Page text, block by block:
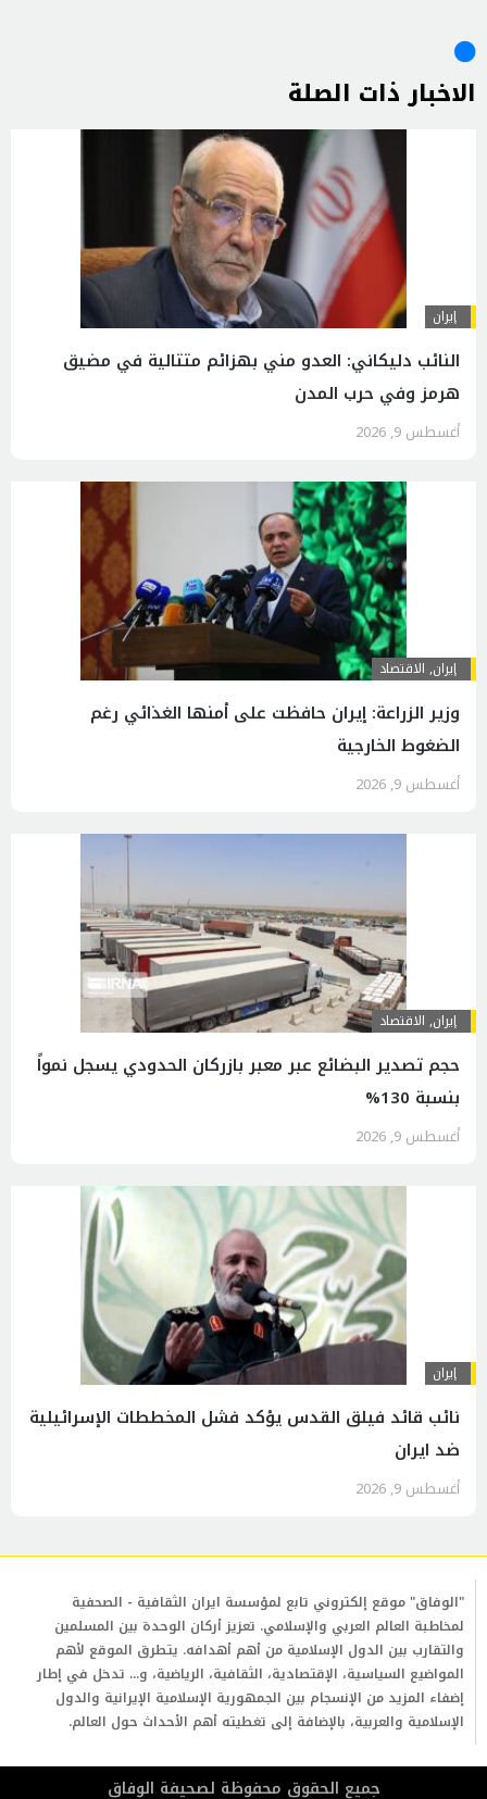
الاخبار ذات الصلة
إيران
النائب دليكاني: العدو مني بهزائم متتالية في مضيق
هرمز وفي حرب المدن
أغسطس 9, 2026
إيران, الاقتصاد
وزير الزراعة: إيران حافظت على أمنها الغذائي رغم
الضغوط الخارجية
أغسطس 9, 2026
إيران, الاقتصاد
حجم تصدير البضائع عبر معبر بازركان الحدودي يسجل نمواً
بنسبة 130%
أغسطس 9, 2026
إيران
نائب قائد فيلق القدس يؤكد فشل المخططات الإسرائيلية
ضد ايران
أغسطس 9, 2026
"الوفاق" موقع إلكتروني تابع لمؤسسة ايران الثقافية - الصحفية
لمخاطبة العالم العربي والإسلامي. تعزيز أركان الوحدة بين المسلمين
والتقارب بين الدول الإسلامية من أهم أهدافه. يتطرق الموقع لأهم
المواضيع السياسية، الإقتصادية، الثقافية، الرياضية، و... تدخل في إطار
إضفاء المزيد من الإنسجام بين الجمهورية الإسلامية الإيرانية والدول
الإسلامية والعربية، بالإضافة إلى تغطيته أهم الأحداث حول العالم.
جمیع الحقوق محفوظة لصحیفة الوفاق